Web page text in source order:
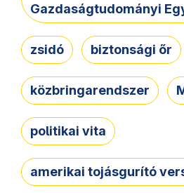
Gazdaságtudományi
zsidó biztonsági őr
közbringarendszer
politikai vita
amerikai tojásgurító